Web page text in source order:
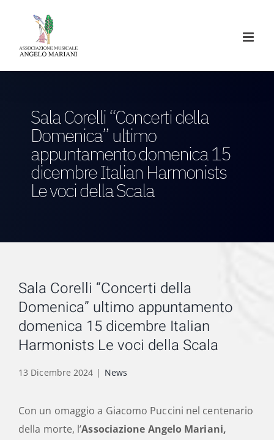
contenuto
Sala Corelli “Concerti della
Domenica” ultimo
appuntamento domenica 15
dicembre Italian Harmonists
Le voci della Scala
Sala Corelli “Concerti della
Domenica” ultimo appuntamento
domenica 15 dicembre Italian
Harmonists Le voci della Scala
13 Dicembre 2024 | News
Con un omaggio a Giacomo Puccini nel centenario
della morte, l’Associazione Angelo Mariani,